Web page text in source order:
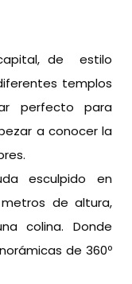
de estilo
templos
perfecto para
a conocer la
esculpido en
de altura,
colina. Donde
de 360º